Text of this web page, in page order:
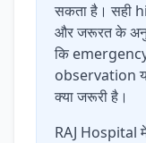
सकता है। सही
और जरूरत के
कि
observation
क्या जरूरी है।
RAJ Hospital